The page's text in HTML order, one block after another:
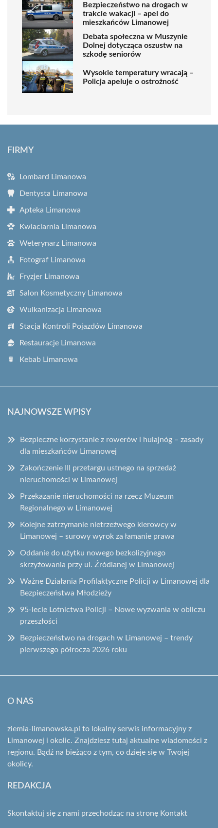
Bezpieczeństwo na drogach w
trakcie wakacji – apel do
mieszkańców Limanowej
Debata społeczna w Muszynie
Dolnej dotycząca oszustw na
szkodę seniorów
Wysokie temperatury wracają –
Policja apeluje o ostrożność
FIRMY
Lombard Limanowa
Dentysta Limanowa
Apteka Limanowa
Kwiaciarnia Limanowa
Weterynarz Limanowa
Fotograf Limanowa
Fryzjer Limanowa
Salon Kosmetyczny Limanowa
Wulkanizacja Limanowa
Stacja Kontroli Pojazdów Limanowa
Restauracje Limanowa
Kebab Limanowa
NAJNOWSZE WPISY
Bezpieczne korzystanie z rowerów i hulajnóg – zasady
dla mieszkańców Limanowej
Zakończenie III przetargu ustnego na sprzedaż
nieruchomości w Limanowej
Przekazanie nieruchomości na rzecz Muzeum
Regionalnego w Limanowej
Kolejne zatrzymanie nietrzeźwego kierowcy w
Limanowej – surowy wyrok za łamanie prawa
Oddanie do użytku nowego bezkolizyjnego
skrzyżowania przy ul. Źródlanej w Limanowej
Ważne Działania Profilaktyczne Policji w Limanowej dla
Bezpieczeństwa Młodzieży
95-lecie Lotnictwa Policji – Nowe wyzwania w obliczu
przeszłości
Bezpieczeństwo na drogach w Limanowej – trendy
pierwszego półrocza 2026 roku
O NAS
ziemia-limanowska.pl to lokalny serwis informacyjny z
Limanowej i okolic. Znajdziesz tutaj aktualne wiadomości z
regionu. Bądź na bieżąco z tym, co dzieje się w Twojej
okolicy.
REDAKCJA
Skontaktuj się z nami przechodząc na stronę Kontakt